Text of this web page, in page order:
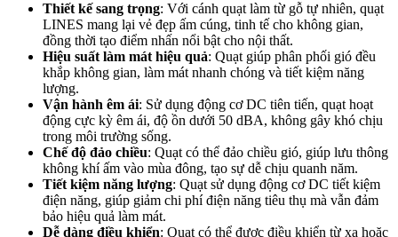
Thiết kế sang trọng: Với cánh quạt làm từ gỗ tự nhiên, quạt
LINES mang lại vẻ đẹp ấm cúng, tinh tế cho không gian,
đồng thời tạo điểm nhấn nổi bật cho nội thất.
Hiệu suất làm mát hiệu quả: Quạt giúp phân phối gió đều
khắp không gian, làm mát nhanh chóng và tiết kiệm năng
lượng.
Vận hành êm ái: Sử dụng động cơ DC tiên tiến, quạt hoạt
động cực kỳ êm ái, độ ồn dưới 50 dBA, không gây khó chịu
trong môi trường sống.
Chế độ đảo chiều: Quạt có thể đảo chiều gió, giúp lưu thông
không khí ấm vào mùa đông, tạo sự dễ chịu quanh năm.
Tiết kiệm năng lượng: Quạt sử dụng động cơ DC tiết kiệm
điện năng, giúp giảm chi phí điện năng tiêu thụ mà vẫn đảm
bảo hiệu quả làm mát.
Dễ dàng điều khiển: Quạt có thể được điều khiển từ xa hoặc